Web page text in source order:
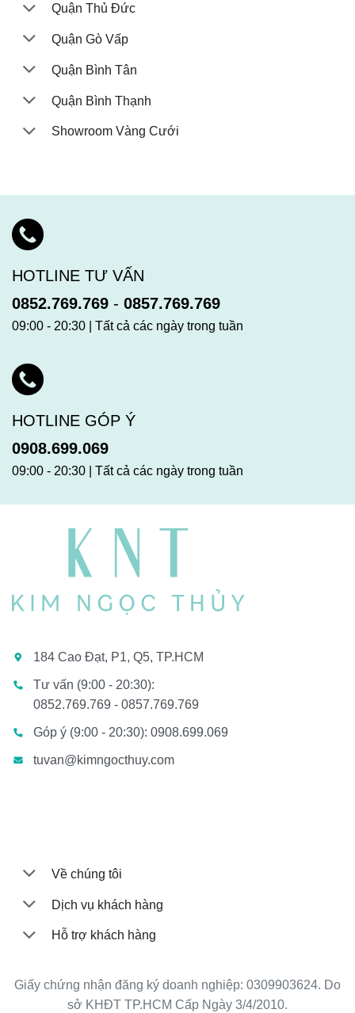
Quận Thủ Đức
Quận Gò Vấp
Quận Bình Tân
Quận Bình Thạnh
Showroom Vàng Cưới
HOTLINE TƯ VẤN
0852.769.769 - 0857.769.769
09:00 - 20:30 | Tất cả các ngày trong tuần
HOTLINE GÓP Ý
0908.699.069
09:00 - 20:30 | Tất cả các ngày trong tuần
184 Cao Đạt, P1, Q5, TP.HCM
Tư vấn (9:00 - 20:30):
0852.769.769 - 0857.769.769
Góp ý (9:00 - 20:30): 0908.699.069
tuvan@kimngocthuy.com
Về chúng tôi
Dịch vụ khách hàng
Hỗ trợ khách hàng
Giấy chứng nhận đăng ký doanh nghiệp: 0309903624. Do
sở KHĐT TP.HCM Cấp Ngày 3/4/2010.